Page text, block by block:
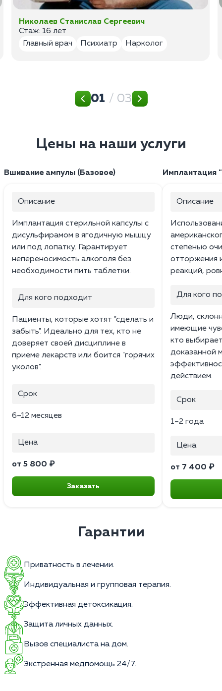
Николаев Станислав Сергеевич
Стаж: 16 лет
Главный врач
Психиатр Нарколог
01 / 03
Цены на наши услуги
Вшивание ампулы (Базовое)
Описание
Имплантация стерильной капсулы с
дисульфирамом в ягодичную мышцу
или под лопатку. Гарантирует
непереносимость алкоголя без
необходимости пить таблетки.
Для кого подходит
Пациенты, которые хотят "сделать и
забыть". Идеально для тех, кто не
доверяет своей дисциплине в
приеме лекарств или боится "горячих
уколов".
Срок
6–12 месяцев
Цена
от 5 800 ₽
Заказать
Имплантация
Описание
степенью
отторжения
реакций,
Для кого
Люди,
имеющие
кто
доказанной
действием.
Срок
1–2 года
Цена
от 7 400 ₽
Гарантии
Приватность в лечении.
Индивидуальная и групповая терапия.
Эффективная детоксикация.
Защита личных данных.
Вызов специалиста на дом.
Экстренная медпомощь 24/7.